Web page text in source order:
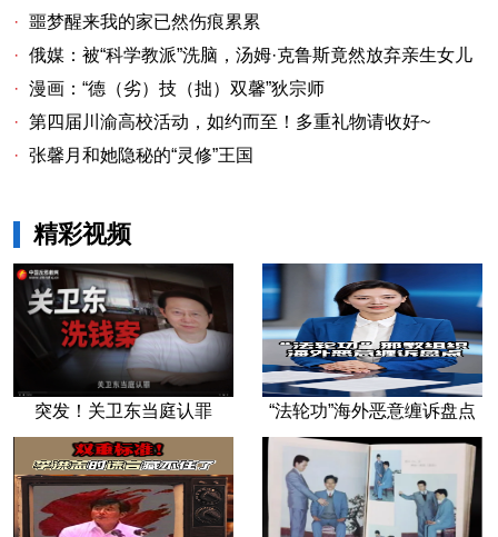
· 噩梦醒来我的家已然伤痕累累
· 俄媒：被“科学教派”洗脑，汤姆·克鲁斯竟然放弃亲生女儿
· 漫画：“德（劣）技（拙）双馨”狄宗师
· 第四届川渝高校活动，如约而至！多重礼物请收好~
· 张馨月和她隐秘的“灵修”王国
精彩视频
突发！关卫东当庭认罪 “法轮功”海外恶意缠诉盘点